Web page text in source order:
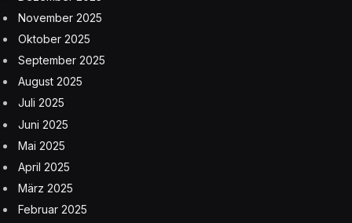
November 2025
Oktober 2025
September 2025
August 2025
Juli 2025
Juni 2025
Mai 2025
April 2025
März 2025
Februar 2025